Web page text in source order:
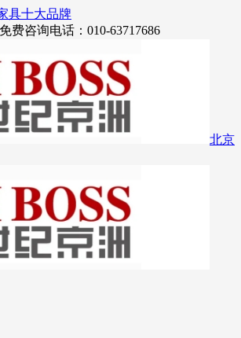
具十大品牌
免费咨询电话：010-63717686
北京